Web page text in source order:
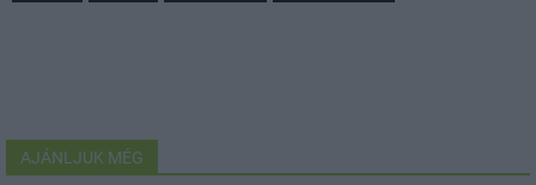
AJÁNLJUK MÉG